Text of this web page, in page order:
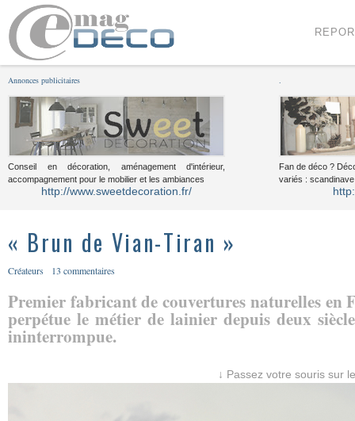
Annonces publicitaires
Conseil en décoration, aménagement d'intérieur,
accompagnement pour le mobilier et les ambiances
http://www.sweetdecoration.fr/
Fan de déco ?
variés :
« Brun de Vian-Tiran »
Créateurs 13 commentaires
Premier fabricant de couvertures naturelles en
perpétue le métier de lainier depuis deux
ininterrompue.
↓ Passez votre souris sur